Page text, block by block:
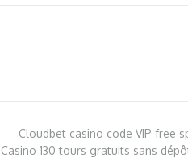
Cloudbet casino code VIP free
130 tours gratuits sans